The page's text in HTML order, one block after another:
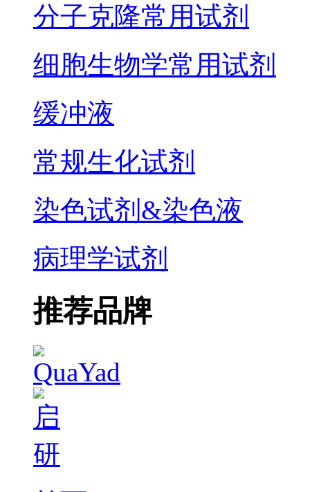
分子克隆常用试剂
细胞生物学常用试剂
缓冲液
常规生化试剂
染色试剂&染色液
病理学试剂
推荐品牌